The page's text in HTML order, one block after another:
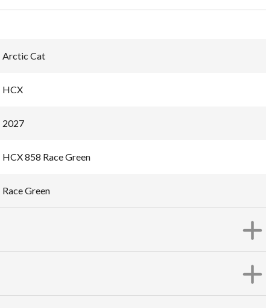
Arctic Cat
HCX
2027
HCX 858 Race Green
Race Green